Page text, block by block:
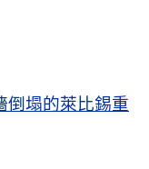
倒塌的萊比錫重